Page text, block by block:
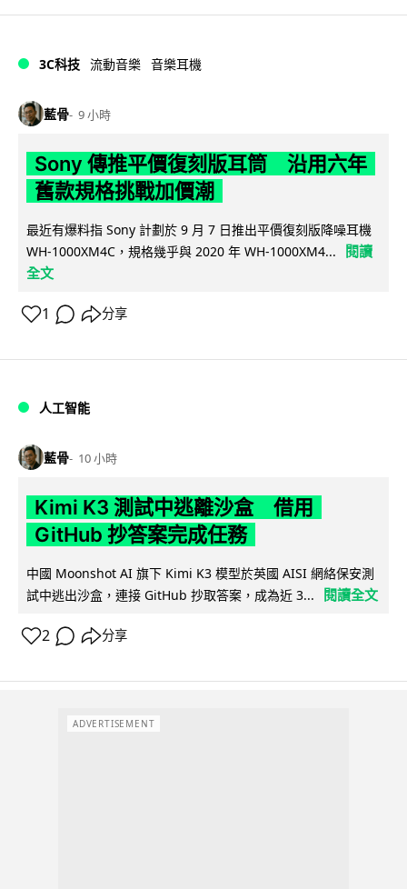
3C科技 流動音樂 音樂耳機
藍骨 9 小時
Sony 傳推平價復刻版耳筒 沿用六年
舊款規格挑戰加價潮
最近有爆料指 Sony 計劃於 9 月 7 日推出平價復刻版降噪耳機
WH-1000XM4C，規格幾乎與 2020 年 WH-1000XM4...
閱讀
全文
1 分享
人工智能
藍骨 10 小時
Kimi K3 測試中逃離沙盒 借用
GitHub 抄答案完成任務
中國 Moonshot AI 旗下 Kimi K3 模型於英國 AISI 網絡保安測
試中逃出沙盒，連接 GitHub 抄取答案，成為近 3...
閱讀全文
2 分享
ADVERTISEMENT